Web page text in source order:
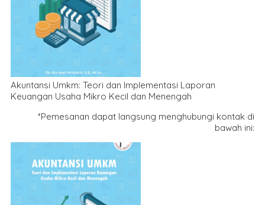
Akuntansi Umkm: Teori dan Implementasi Laporan
Keuangan Usaha Mikro Kecil dan Menengah
*Pemesanan dapat langsung menghubungi kontak di
bawah ini: